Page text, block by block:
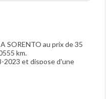
SORENTO au prix de 35
km.
2023 et dispose d'une